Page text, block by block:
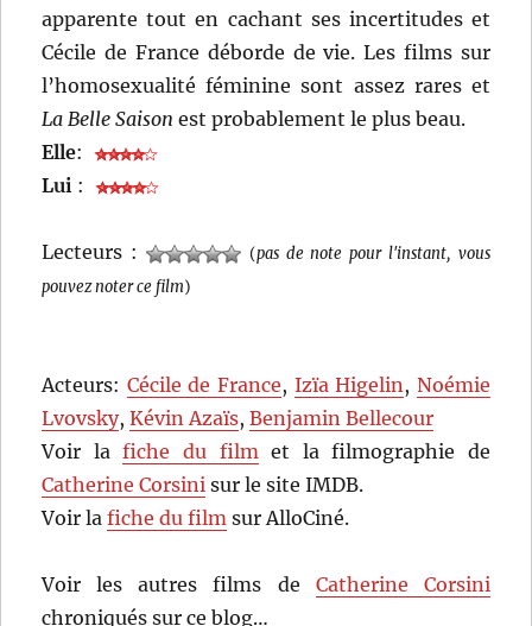
apparente tout en cachant ses incertitudes et
Cécile de France déborde de vie. Les films sur
l’homosexualité féminine sont assez rares et
La Belle Saison est probablement le plus beau.
Elle:
Lui :
Lecteurs : (pas de note pour l'instant, vous
pouvez noter ce film)
Acteurs: Cécile de France, Izïa Higelin, Noémie
Lvovsky,Kévin Azaïs,Benjamin Bellecour
Voir lafiche du filmet la filmographie de
Catherine Corsini sur le site IMDB.
Voir lafiche du film sur AlloCiné.
Voir les autres films de Catherine Corsini
chroniqués sur ce blog…